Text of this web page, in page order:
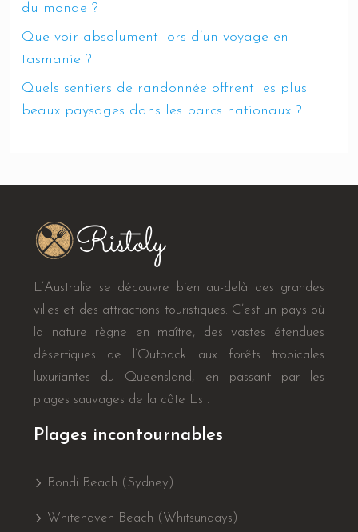
du monde ?
Que voir absolument lors d’un voyage en
tasmanie ?
Quels sentiers de randonnée offrent les plus
beaux paysages dans les parcs nationaux ?
L’Australie se découvre bien au-delà des grandes
villes et des attractions touristiques. C’est un pays où
la nature règne en maître, des vastes étendues
désertiques de l’Outback aux forêts tropicales
luxuriantes du Queensland, en passant par les
plages sauvages de la côte Est.
Plages incontournables
Bondi Beach (Sydney)
Whitehaven Beach (Whitsundays)